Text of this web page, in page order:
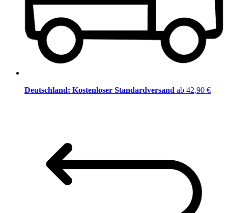
Deutschland: Kostenloser Standardversand ab 42,90 €